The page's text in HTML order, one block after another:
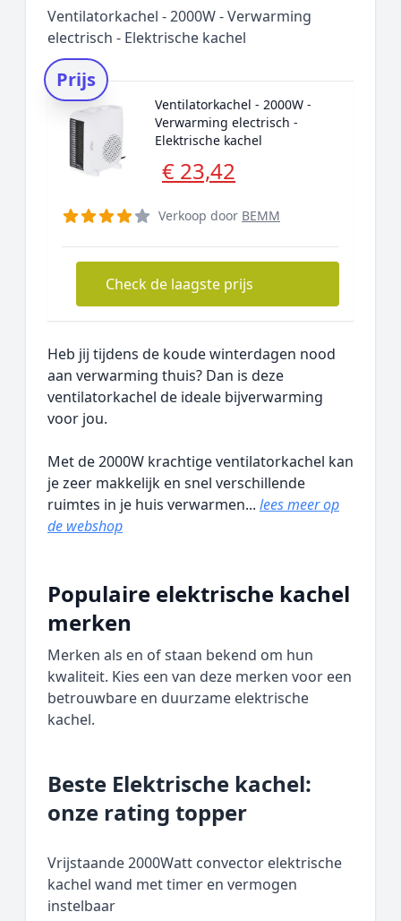
Ventilatorkachel - 2000W - Verwarming
electrisch - Elektrische kachel
Prijs
Ventilatorkachel - 2000W -
Verwarming electrisch -
Elektrische kachel
€ 23,42
Verkoop door BEMM
Check de laagste prijs
Heb jij tijdens de koude winterdagen nood
aan verwarming thuis? Dan is deze
ventilatorkachel de ideale bijverwarming
voor jou.
Met de 2000W krachtige ventilatorkachel kan
je zeer makkelijk en snel verschillende
ruimtes in je huis verwarmen... lees meer op
de webshop
Populaire elektrische kachel
merken
Merken als en of staan bekend om hun
kwaliteit. Kies een van deze merken voor een
betrouwbare en duurzame elektrische
kachel.
Beste Elektrische kachel:
onze rating topper
Vrijstaande 2000Watt convector elektrische
kachel wand met timer en vermogen
instelbaar